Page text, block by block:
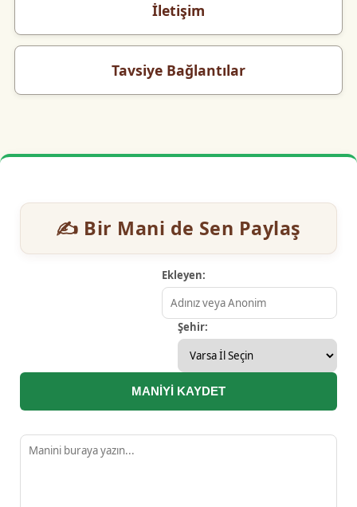
İletişim
Tavsiye Bağlantılar
✍️ Bir Mani de Sen Paylaş
Ekleyen:
Şehir:
MANİYİ KAYDET